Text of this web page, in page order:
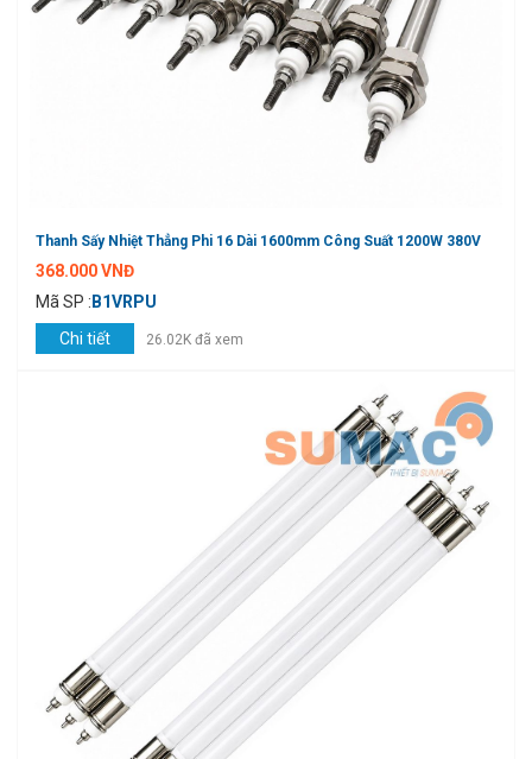
Thanh Sấy Nhiệt Thẳng Phi 16 Dài 1600mm Công Suất 1200W 380V
368.000 VNĐ
Mã SP : B1VRPU
Chi tiết
26.02K đã xem